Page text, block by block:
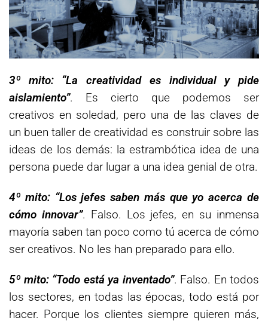
3º mito: “La creatividad es individual y pide
aislamiento”. Es cierto que podemos ser
creativos en soledad, pero una de las claves de
un buen taller de creatividad es construir sobre las
ideas de los demás: la estrambótica idea de una
persona puede dar lugar a una idea genial de otra.
4º mito: “Los jefes saben más que yo acerca de
cómo innovar”. Falso. Los jefes, en su inmensa
mayoría saben tan poco como tú acerca de cómo
ser creativos. No les han preparado para ello.
5º mito: “Todo está ya inventado”. Falso. En todos
los sectores, en todas las épocas, todo está por
hacer. Porque los clientes siempre quieren más,